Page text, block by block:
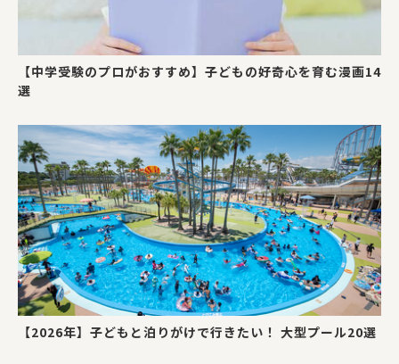
【中学受験のプロがおすすめ】子どもの好奇心を育む漫画14
選
【2026年】子どもと泊りがけで行きたい！ 大型プール20選